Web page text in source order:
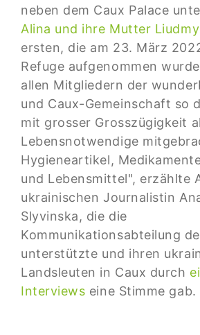
neben dem Caux Palace
Alina und ihre Mutter
ersten, die am 23. März
Refuge aufgenommen
allen Mitgliedern der
und Caux-Gemeinschaft so
mit grosser Grosszügigkeit
Lebensnotwendige
Hygieneartikel,
und Lebensmittel", erzählte
ukrainischen Journalistin
Slyvinska, die die
Kommunikationsabteilung
unterstützte und ihren
Landsleuten in Caux durch
Interviews eine Stimme gab.